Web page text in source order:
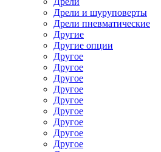
Дрели и шуруповерты
Дрели пневматические
Другие
Другие опции
Другое
Другое
Другое
Другое
Другое
Другое
Другое
Другое
Другое